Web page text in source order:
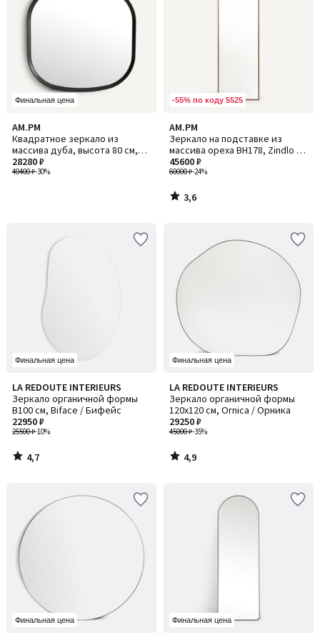
Финальная цена
AM.PM
Квадратное зеркало из
массива дуба, высота 80 см,
Orion / Орион
40400 ₽-30%
28280 ₽
-55% по коду 5525
AM.PM
Зеркало на подставке из
массива ореха ВH178, Zindlo /
Зиндло
60000 ₽-24%
45600 ₽
3,6
/ 5
3,6
/
Финальная цена
LA REDOUTE INTERIEURS
Зеркало органичной формы
В100 см, Biface / Бифейс
25500 ₽-10%
22950 ₽
4,7
/ 5
4,7
/
Финальная цена
LA REDOUTE INTERIEURS
Зеркало органичной формы
120x120 см, Ornica / Орника
45000 ₽-35%
29250 ₽
4,9
/ 5
4,9
/
Финальная цена Финальная цена